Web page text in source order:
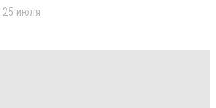
25 июля